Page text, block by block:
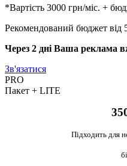
*Вартість 3000 грн/міс. +
Рекомендований бюджет від
Через 2 дні Ваша реклама
Зв'язатися
PRO
Пакет + LITE
Підходить для